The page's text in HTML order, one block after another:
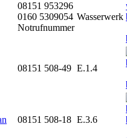
08151 953296
0160 5309054
Notrufnummer
Wasserwerk
08151 508-49 E.1.4
08151 508-18 E.3.6